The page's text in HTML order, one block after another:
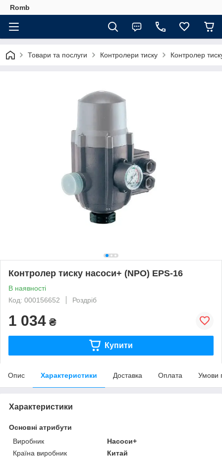
Romb
Товари та послуги Контролери тиску Контролер
Контролер тиску насоси+ (NPO) EPS-16
В наявності
Код: 000156652
Роздріб
1 034 ₴
Купити
Опис Характеристики Доставка Оплата Умови
Характеристики
Основні атрибути
Виробник
Насоси+
Країна виробник
Китай